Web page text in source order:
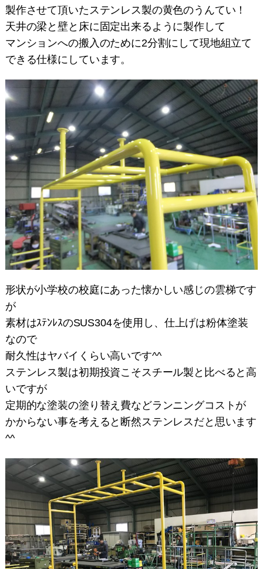
製作させて頂いたステンレス製の黄色のうんてい！
天井の梁と壁と床に固定出来るように製作して
マンションへの搬入のために2分割にして現地組立て
できる仕様にしています。
形状が小学校の校庭にあった懐かしい感じの雲梯です
が
素材はｽﾃﾝﾚｽのSUS304を使用し、仕上げは粉体塗装
なので
耐久性はヤバイくらい高いです^^
ステンレス製は初期投資こそスチール製と比べると高
いですが
定期的な塗装の塗り替え費などランニングコストが
かからない事を考えると断然ステンレスだと思います
^^